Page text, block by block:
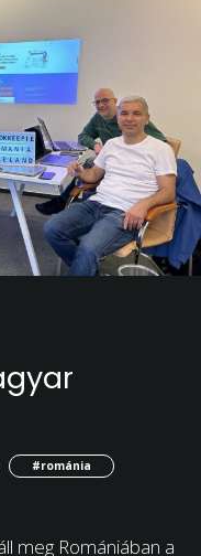
#románia
meg Romániában a